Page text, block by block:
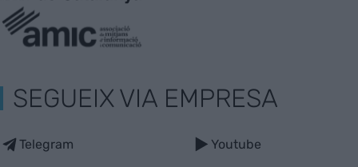
SEGUEIX VIA EMPRESA
Telegram Youtube